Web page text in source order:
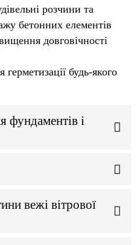
розчини та
бетонних елементів
довговічності
будь-якого
фундаментів і
вежі вітрової